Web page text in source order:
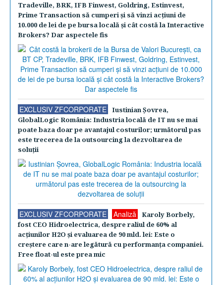
Tradeville, BRK, IFB Finwest, Goldring, Estinvest,
Prime Transaction să cumperi şi să vinzi acţiuni de
10.000 de lei de pe bursa locală şi cât costă la Interactive
Brokers? Dar aspectele fis
EXCLUSIV ZFCORPORATE
Iustinian Şovrea,
GlobalLogic România: Industria locală de IT nu se mai
poate baza doar pe avantajul costurilor; următorul pas
este trecerea de la outsourcing la dezvoltarea de
soluţii
EXCLUSIV ZFCORPORATE Analiză
Karoly Borbely,
fost CEO Hidroelectrica, despre raliul de 60% al
acţiunilor H2O şi evaluarea de 90 mld. lei: Este o
creştere care n-are legătură cu performanţa companiei.
Free float-ul este prea mic